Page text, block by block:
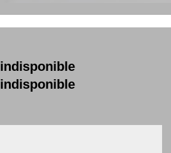
indisponible
indisponible